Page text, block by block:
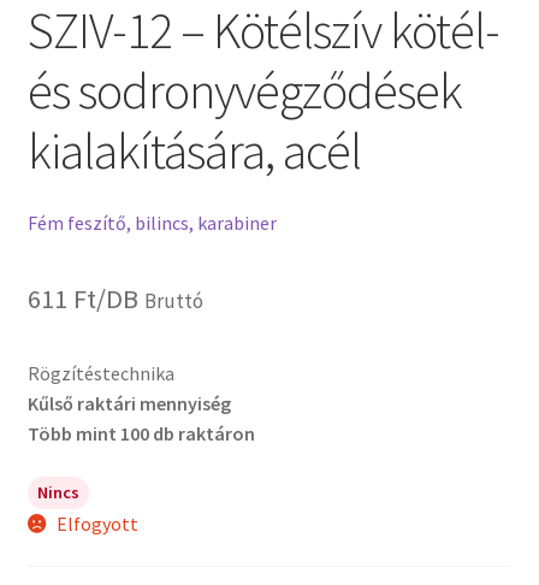
SZIV-12 – Kötélszív kötél-
és sodronyvégződések
kialakítására, acél
Fém feszítő, bilincs, karabiner
611 Ft/DB Bruttó
Rögzítéstechnika
Kűlső raktári mennyiség
Több mint 100 db raktáron
Nincs
Elfogyott